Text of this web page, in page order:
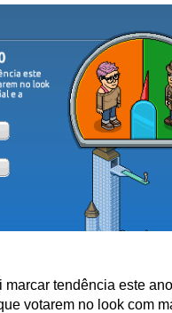
tendência este
votarem no look com